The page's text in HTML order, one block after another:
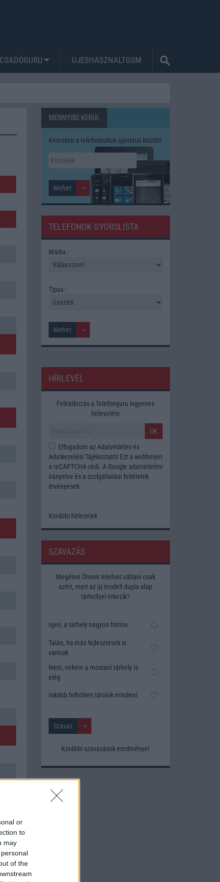
or
to
may
of the
UJESHASZNALTGSM
MENNYIBE KERÜL
Keressen a telefonboltok ajánlatai között!
TELEFONOK GYORSLISTA
Márka :
Tipus :
HÍRLEVÉL
Feliratkozás a Telefonguru ingyenes
hírlevelére
OK
Elfogadom az Adatvédelmi és
Adatkezelési TájékoztatótEzt a webhelyet
a reCAPTCHA védi. A Google adatvédelmi
irányelve és a szolgáltatási feltételek
érvényesek.
Korábbi hírlevelek
SZAVAZÁS
Megérné Önnek telefont váltani csak
azért, mert az új modell dupla alap
tárhellyel érkezik?
Igen, a tárhely nagyon fontos
Talán, ha más fejlesztések is
vannak
Nem, nekem a mostani tárhely is
elég
Inkább felhőben tárolok mindent
Korábbi szavazások eredményei